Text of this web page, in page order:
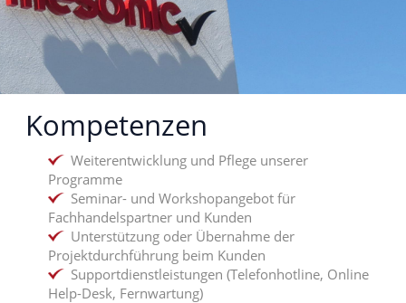
Kompetenzen
Weiterentwicklung und Pflege unserer
Programme
Seminar- und Workshopangebot für
Fachhandelspartner und Kunden
Unterstützung oder Übernahme der
Projektdurchführung beim Kunden
Supportdienstleistungen (Telefonhotline, Online
Help-Desk, Fernwartung)